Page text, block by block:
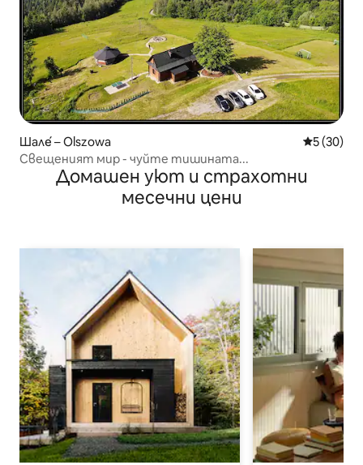
Шале́ – Olszowa Средна
5 (30)
Свещеният мир - чуйте тишината...
Домашен уют и страхотни
месечни цени